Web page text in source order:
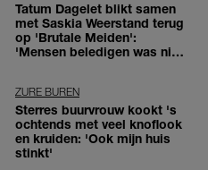
Tatum Dagelet blikt samen
met Saskia Weerstand terug
op 'Brutale Meiden':
'Mensen beledigen was niet
ZURE BUREN
Sterres buurvrouw kookt 's
ochtends met veel knoflook
en kruiden: 'Ook mijn huis
stinkt'